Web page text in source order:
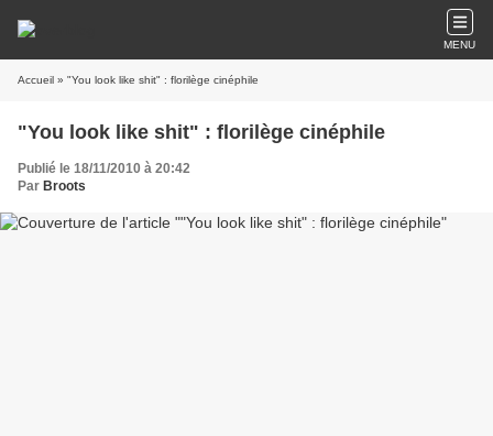
MENU
Accueil » "You look like shit" : florilège cinéphile
"You look like shit" : florilège cinéphile
Publié le 18/11/2010 à 20:42
Par Broots